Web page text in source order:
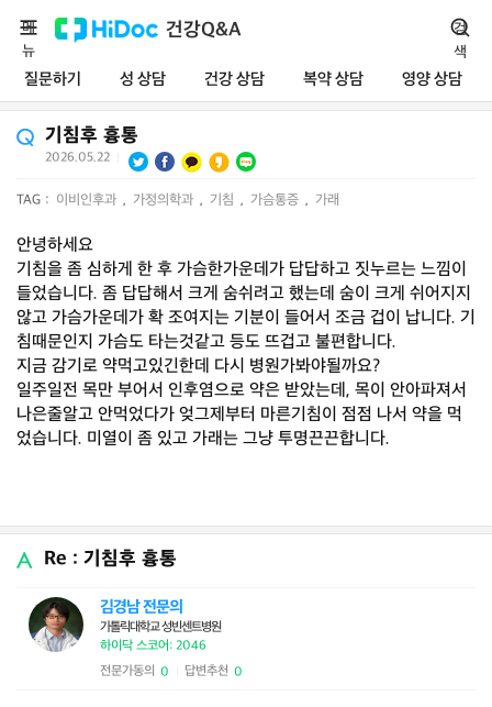
건강Q&A
질문하기 성 상담 건강 상담 복약 상담 영양 상담
메
뉴
검
색
기침후 흉통
2026.05.22
TAG : 이비인후과 , 가정의학과 , 기침 , 가슴통증 , 가래
안녕하세요
기침을 좀 심하게 한 후 가슴한가운데가 답답하고 짓누르는 느낌이
들었습니다. 좀 답답해서 크게 숨쉬려고 했는데 숨이 크게 쉬어지지
않고 가슴가운데가 확 조여지는 기분이 들어서 조금 겁이 납니다. 기
침때문인지 가슴도 타는것같고 등도 뜨겁고 불편합니다.
지금 감기로 약먹고있긴한데 다시 병원가봐야될까요?
일주일전 목만 부어서 인후염으로 약은 받았는데, 목이 안아파져서
나은줄알고 안먹었다가 엊그제부터 마른기침이 점점 나서 약을 먹
었습니다. 미열이 좀 있고 가래는 그냥 투명끈끈합니다.
Re : 기침후 흉통
김경남 전문의
가톨릭대학교 성빈센트병원
하이닥 스코어: 2046
전문가동의 0 답변추천 0